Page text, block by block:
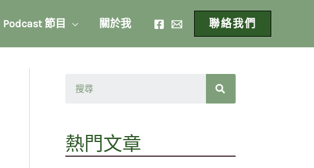
Podcast 節目 關於我 聯絡我們
熱門文章